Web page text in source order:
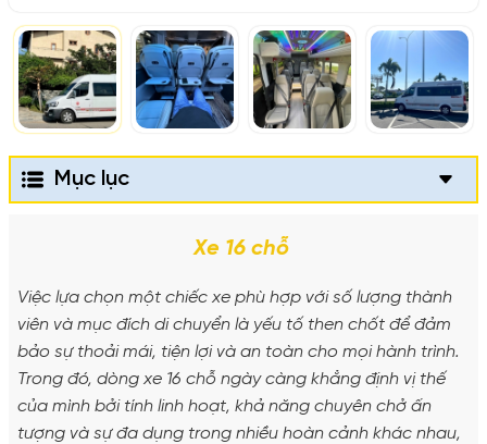
Mục lục
Xe 16 chỗ
Việc lựa chọn một chiếc xe phù hợp với số lượng thành
viên và mục đích di chuyển là yếu tố then chốt để đảm
bảo sự thoải mái, tiện lợi và an toàn cho mọi hành trình.
Trong đó, dòng xe 16 chỗ ngày càng khẳng định vị thế
của mình bởi tính linh hoạt, khả năng chuyên chở ấn
tượng và sự đa dụng trong nhiều hoàn cảnh khác nhau,